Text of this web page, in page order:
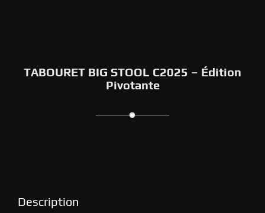
TABOURET BIG STOOL C2025 – Édition
Pivotante
Description